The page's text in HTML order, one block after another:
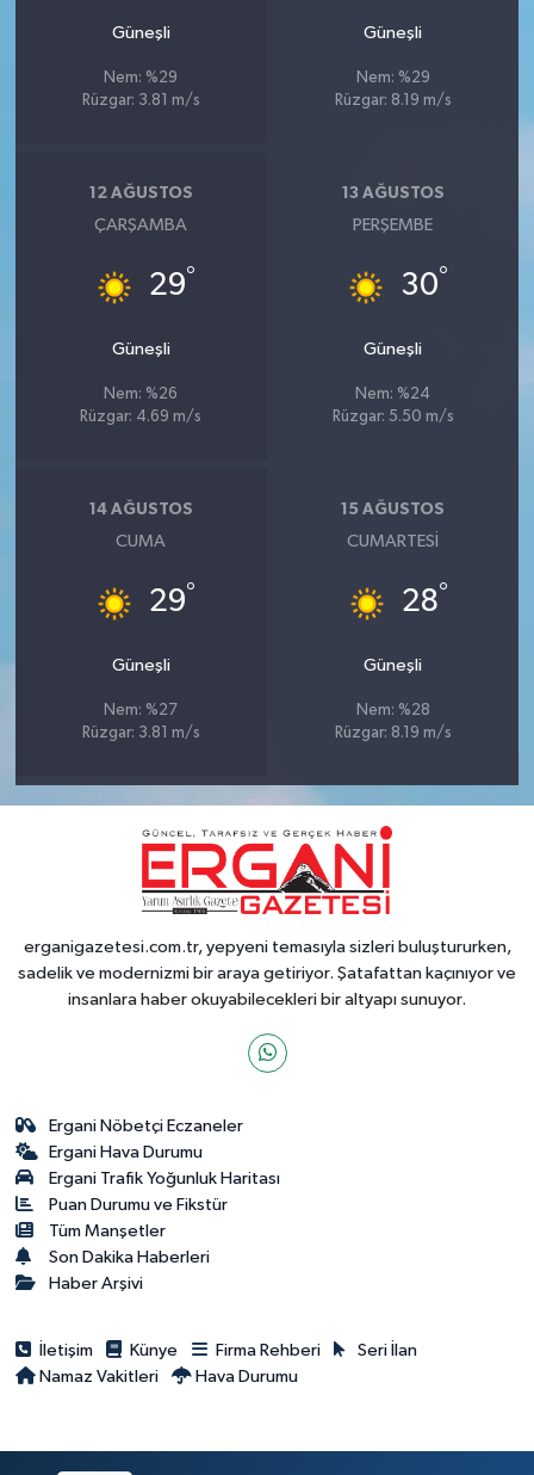
Güneşli
Nem: %29
Rüzgar: 3.81 m/s
Güneşli
Nem: %29
Rüzgar: 8.19 m/s
12 AĞUSTOS
ÇARŞAMBA
29°
Güneşli
Nem: %26
Rüzgar: 4.69 m/s
13 AĞUSTOS
PERŞEMBE
30°
Güneşli
Nem: %24
Rüzgar: 5.50 m/s
14 AĞUSTOS
CUMA
29°
Güneşli
Nem: %27
Rüzgar: 3.81 m/s
15 AĞUSTOS
CUMARTESI
28°
Güneşli
Nem: %28
Rüzgar: 8.19 m/s
erganigazetesi.com.tr, yepyeni temasıyla sizleri buluştururken,
sadelik ve modernizmi bir araya getiriyor. Şatafattan kaçınıyor ve
insanlara haber okuyabilecekleri bir altyapı sunuyor.
Ergani Nöbetçi Eczaneler
Ergani Hava Durumu
Ergani Trafik Yoğunluk Haritası
Puan Durumu ve Fikstür
Tüm Manşetler
Son Dakika Haberleri
Haber Arşivi
İletişim Künye Firma Rehberi
Seri İlan
Namaz Vakitleri
Hava Durumu